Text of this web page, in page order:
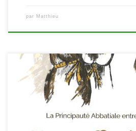
par Matthieu
Maria Joséphine Gentges-Blaise vient
passé – Chronique d’un enfant au sein
ouvrage, après avoir dressé un